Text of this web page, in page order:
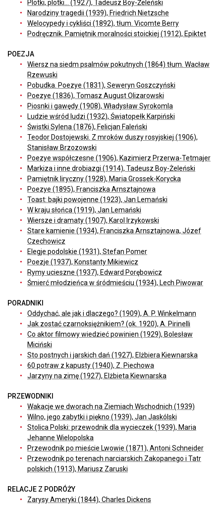
Plotki, plotki... (1927), Tadeusz Boy-Żeleński
Narodziny tragedii (1939), Friedrich Nietzsche
Welocypedy i cykliści (1892), tłum. Vicomte Berry
Podręcznik. Pamiętnik moralności stoickiej (1912), Epiktet
POEZJA
Wiersz na siedm psalmów pokutnych (1864) tłum. Wacław
Rzewuski
Pobudka. Poezye (1831), Seweryn Goszczyński
Poezye (1836), Tomasz August Olizarowski
Piosnki i gawędy (1908), Władysław Syrokomla
Ludzie wśród ludzi (1932), Światopełk Karpiński
Świstki Sylena (1876), Felicjan Faleński
Teodor Dostojewski. Z mroków duszy rosyjskiej (1906),
Stanisław Brzozowski
Poezye współczesne (1906), Kazimierz Przerwa-Tetmajer
Markiza i inne drobiazgi (1914), Tadeusz Boy-Żeleński
Pamiętnik liryczny (1928), Maria Grossek-Korycka
Poezye (1895), Franciszka Arnsztajnowa
Toast: bajki powojenne (1923), Jan Lemański
W kraju słońca (1919), Jan Lemański
Wiersze i dramaty (1907), Karol Irzykowski
Stare kamienie (1934), Franciszka Arnsztajnowa, Józef
Czechowicz
Elegje podolskie (1931), Stefan Pomer
Poezje (1937), Konstanty Mikiewicz
Rymy ucieszne (1937), Edward Porębowicz
Śmierć młodzieńca w śródmieściu (1934), Lech Piwowar
PORADNIKI
Oddychać, ale jak i dlaczego? (1909), A. P. Winkelmann
Jak zostać czarnoksiężnikiem? (ok. 1920), A. Pirinelli
Co aktor filmowy wiedzieć powinien (1929), Bolesław
Miciński
Sto postnych i jarskich dań (1927), Elżbiera Kiewnarska
60 potraw z kapusty (1940), Z. Piechowa
Jarzyny na zimę (1927), Elżbieta Kiewnarska
PRZEWODNIKI
Wakacje we dworach na Ziemiach Wschodnich (1939)
Wilno, jego zabytki i piękno (1939), Jan Jaskólski
Stolica Polski: przewodnik dla wycieczek (1939), Maria
Jehanne Wielopolska
Przewodnik po mieście Lwowie (1871), Antoni Schneider
Przewodnik po terenach narciarskich Zakopanego i Tatr
polskich (1913), Mariusz Zaruski
RELACJE Z PODRÓŻY
Zarysy Ameryki (1844), Charles Dickens